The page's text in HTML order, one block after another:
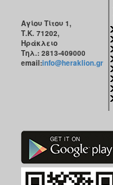
Κοινωνικό
Φαρμακείο
Κοινωνικό
Παντοπωλείο
Υγεία
Αυτόματοι
Απινιδωτές
Αγίου Τίτου 1,
Τ.Κ. 71202,
Ηράκλειο
Τηλ.: 2813-409000
email:info@heraklion.gr